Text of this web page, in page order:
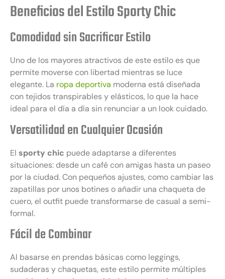
Beneficios del Estilo Sporty Chic
Comodidad sin Sacrificar Estilo
Uno de los mayores atractivos de este estilo es que
permite moverse con libertad mientras se luce
elegante. La ropa deportiva moderna está diseñada
con tejidos transpirables y elásticos, lo que la hace
ideal para el día a día sin renunciar a un look cuidado.
Versatilidad en Cualquier Ocasión
El sporty chic puede adaptarse a diferentes
situaciones: desde un café con amigas hasta un paseo
por la ciudad. Con pequeños ajustes, como cambiar las
zapatillas por unos botines o añadir una chaqueta de
cuero, el outfit puede transformarse de casual a semi-
formal.
Fácil de Combinar
Al basarse en prendas básicas como leggings,
sudaderas y chaquetas, este estilo permite múltiples